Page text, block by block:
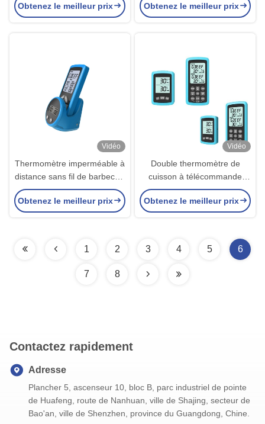
température d'alarme pour
Oven Grill
Obtenez le meilleur prix
le gril de silicone de viande
Obtenez le meilleur prix
Vidéo
Thermomètre imperméable à
distance sans fil de barbecue
de sonde de cuisine de
thermomètre de viande
Obtenez le meilleur prix
Vidéo
Double thermomètre de
cuisson à télécommande
sans fil de viande de sondes
pour la vaisselle de cuisine
Obtenez le meilleur prix
1 2 3 4 5 6
7 8
Contactez rapidement
Adresse
Plancher 5, ascenseur 10, bloc B, parc industriel de pointe
de Huafeng, route de Nanhuan, ville de Shajing, secteur de
Bao'an, ville de Shenzhen, province du Guangdong, Chine.